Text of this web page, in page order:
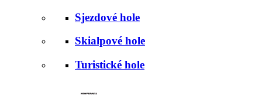
Sjezdové hole
Skialpové hole
Turistické hole